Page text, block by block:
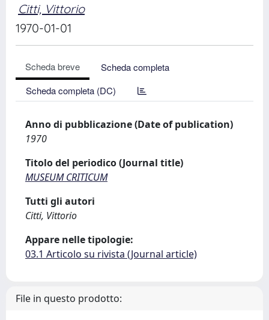
Citti, Vittorio
1970-01-01
Scheda breve
Scheda completa
Scheda completa (DC)
Anno di pubblicazione (Date of publication)
1970
Titolo del periodico (Journal title)
MUSEUM CRITICUM
Tutti gli autori
Citti, Vittorio
Appare nelle tipologie:
03.1 Articolo su rivista (Journal article)
File in questo prodotto: